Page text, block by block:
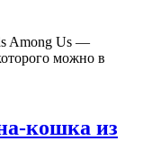
Among Us —
можно в
кошка из